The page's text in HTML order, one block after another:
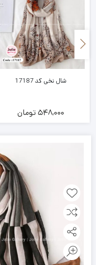
شال نخی کد 17187
548,000تومان